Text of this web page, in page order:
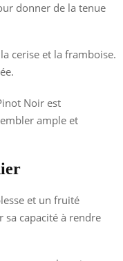
donner de la tenue
cerise et la framboise.
Noir est
ample et
et un fruité
capacité à rendre